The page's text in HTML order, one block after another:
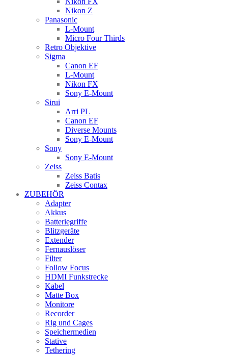
Nikon Z
Panasonic
L-Mount
Micro Four Thirds
Retro Objektive
Sigma
Canon EF
L-Mount
Nikon FX
Sony E-Mount
Sirui
Arri PL
Canon EF
Diverse Mounts
Sony E-Mount
Sony
Sony E-Mount
Zeiss
Zeiss Batis
Zeiss Contax
ZUBEHÖR
Adapter
Akkus
Batteriegriffe
Blitzgeräte
Extender
Fernauslöser
Filter
Follow Focus
HDMI Funkstrecke
Kabel
Matte Box
Monitore
Recorder
Rig und Cages
Speichermedien
Stative
Tethering